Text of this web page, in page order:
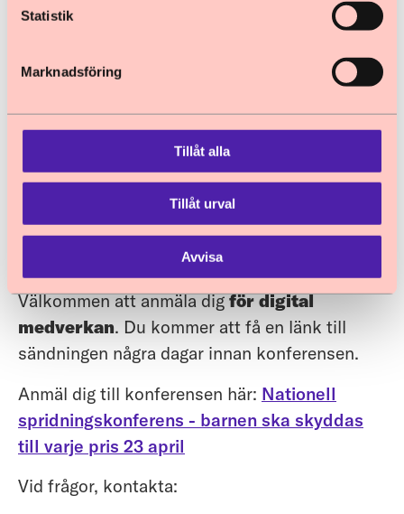
Statistik
Marknadsföring
Tillåt alla
Tillåt urval
Avvisa
Nu finns det fullständiga programmet för den
rapportpresentationer, anföranden från våra
medverkande statsråd och eftermiddagens
panelsamtal.
Välkommen att anmäla digför digital
medverkan. Du kommer att få en länk till
sändningen några dagar innan konferensen.
Anmäl dig till konferensen här: Nationell
spridningskonferens - barnen ska skyddas
till varje pris 23 april
Vid frågor, kontakta: